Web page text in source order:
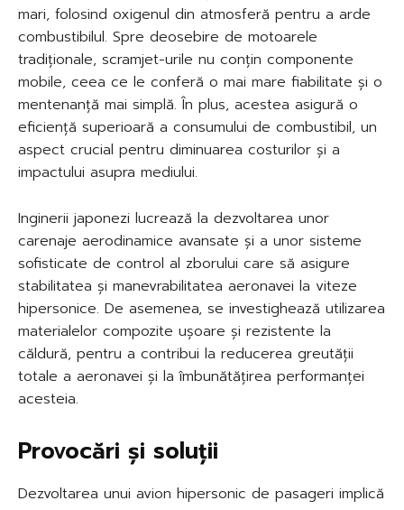
mari, folosind oxigenul din atmosferă pentru a arde
combustibilul. Spre deosebire de motoarele
tradiționale, scramjet-urile nu conțin componente
mobile, ceea ce le conferă o mai mare fiabilitate și o
mentenanță mai simplă. În plus, acestea asigură o
eficiență superioară a consumului de combustibil, un
aspect crucial pentru diminuarea costurilor și a
impactului asupra mediului.
Inginerii japonezi lucrează la dezvoltarea unor
carenaje aerodinamice avansate și a unor sisteme
sofisticate de control al zborului care să asigure
stabilitatea și manevrabilitatea aeronavei la viteze
hipersonice. De asemenea, se investighează utilizarea
materialelor compozite ușoare și rezistente la
căldură, pentru a contribui la reducerea greutății
totale a aeronavei și la îmbunătățirea performanței
acesteia.
Provocări și soluții
Dezvoltarea unui avion hipersonic de pasageri implică